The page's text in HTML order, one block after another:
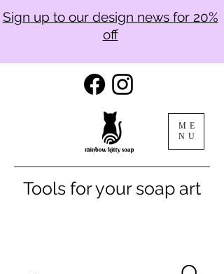
Sign up to our design news for 20%
off
ME
NU
Tools for your soap art